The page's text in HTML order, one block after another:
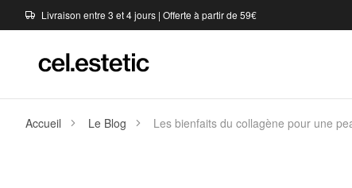
Livraison entre 3 et 4 jours | Offerte à partir de 59€
Accueil Le Blog Les bienfaits du collagène pour une